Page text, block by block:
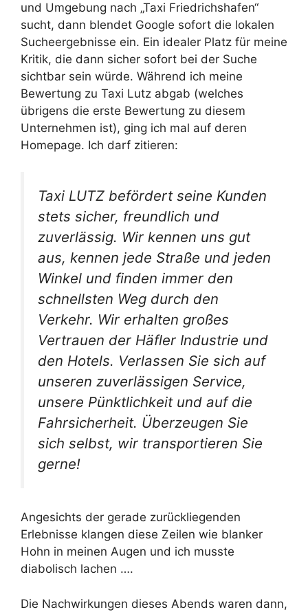
und Umgebung nach „Taxi Friedrichshafen“
sucht, dann blendet Google sofort die lokalen
Sucheergebnisse ein. Ein idealer Platz für meine
Kritik, die dann sicher sofort bei der Suche
sichtbar sein würde. Während ich meine
Bewertung zu Taxi Lutz abgab (welches
übrigens die erste Bewertung zu diesem
Unternehmen ist), ging ich mal auf deren
Homepage. Ich darf zitieren:
Taxi LUTZ befördert seine Kunden
stets sicher, freundlich und
zuverlässig. Wir kennen uns gut
aus, kennen jede Straße und jeden
Winkel und finden immer den
schnellsten Weg durch den
Verkehr. Wir erhalten großes
Vertrauen der Häfler Industrie und
den Hotels. Verlassen Sie sich auf
unseren zuverlässigen Service,
unsere Pünktlichkeit und auf die
Fahrsicherheit. Überzeugen Sie
sich selbst, wir transportieren Sie
gerne!
Angesichts der gerade zurückliegenden
Erlebnisse klangen diese Zeilen wie blanker
Hohn in meinen Augen und ich musste
diabolisch lachen ….
Die Nachwirkungen dieses Abends waren dann,